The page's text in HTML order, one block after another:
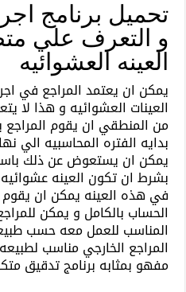
تحميل برنامج
و التعرف علي
العينه العشوائيه
يمكن ان يعتمد المراجع في
العينات العشوائيه و هذا لا
من المنطقي ان يقوم المراجع
بدايه الفتره المحاسبيه الي
يمكن ان يستعوض عن ذلك
بشرط ان تكون العينه
في هذه العينه يمكن ان
الحساب بالكامل و يمكن
المناسب للعمل معه حسب
المراجع الخارجي مناسب
مفهو بمثابه برنامج تدقيق